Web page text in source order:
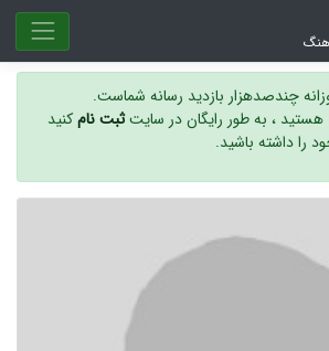
چندصدهزار بازدید رسانه شماست.
هستید ، به طور رایگان در سایتثبت نامکنید
داشته باشید.